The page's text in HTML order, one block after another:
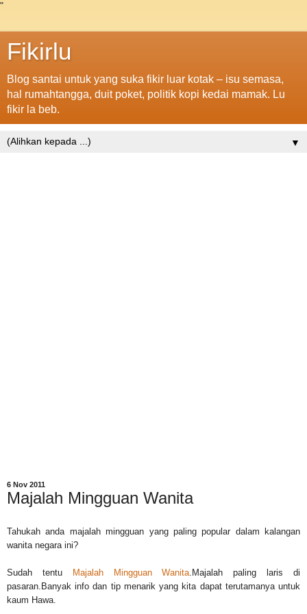
"
Fikirlu
Blog santai untuk yang suka fikir luar kotak – isu semasa,
hal rumahtangga, duit poket, politik kopi kedai mamak. Lu
fikir la beb.
▼
6 Nov 2011
Majalah Mingguan Wanita
Tahukah anda majalah mingguan yang paling popular dalam kalangan
wanita negara ini?
Sudah tentu Majalah Mingguan Wanita .Majalah paling laris di
pasaran. Banyak info dan tip menarik yang kita dapat terutamanya untuk
kaum Hawa.